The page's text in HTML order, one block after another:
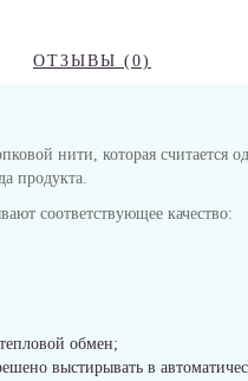
ОТЗЫВЫ (0)
нити, которая считается
продукта.
соответствующее качество:
обмен;
выстирывать в